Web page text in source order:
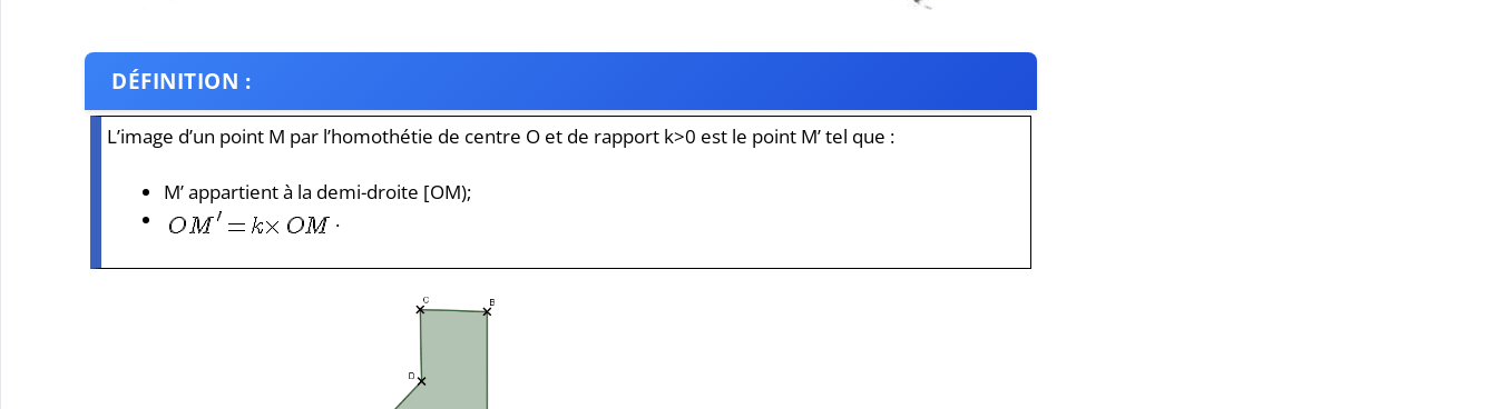
DÉFINITION :
L’image d’un point M par l’homothétie de centre O et de rapport k>0 est le point M’ tel que :
M’ appartient à la demi-droite [OM);
.